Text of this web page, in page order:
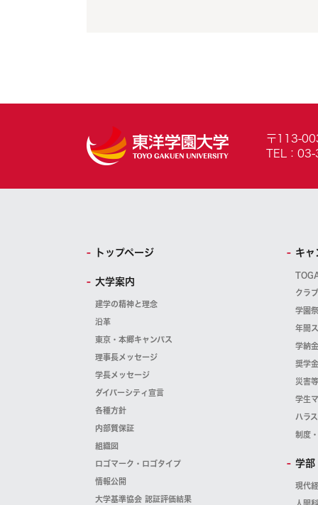
〒113-
TEL：
トップページ
大学案内
建学の精神と理念
沿革
東京・本郷キャンパス
理事長メッセージ
学長メッセージ
ダイバーシティ宣言
各種方針
内部質保証
組織図
ロゴマーク・ロゴタイプ
情報公開
大学基準協会 認証評価結果
キャ
クラ
学園
年間
学納
奨学
災害
学生
ハラ
制度
学部
現代
人間